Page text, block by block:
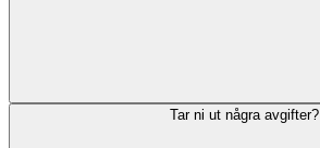
Tar ni ut några avgifter?